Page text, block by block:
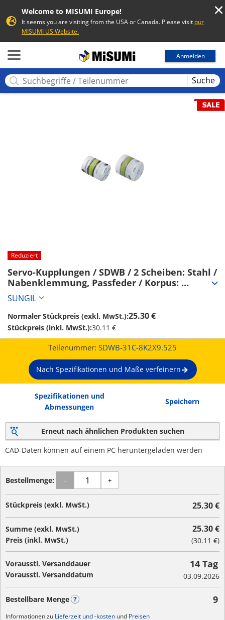
Welcome to MISUMI Europe!
It seems you are visiting from the USA or Canada. Please visitour
MISUMI US Website.
Anmelden
Suche
Reduziert
Servo-Kupplungen / SDWB / 2 Scheiben: Stahl /
Nabenklemmung, Passfeder / Korpus:
Aluminium (SDWB-31C-8K2X9.525)
SUNGIL
Normaler Stückpreis (exkl. MwSt.):25.30 €
Stückpreis (inkl. MwSt.):30.11 €
Teilenummer: SDWB-31C-8K2X9.525
Nach Spezifikationen und Maße verfeinern
Spezifikationen und
Abmessungen
Speichern
Erneut nach ähnlichen Produkten suchen
CAD-Daten können auf einem PC heruntergeladen werden
Bestellmenge: - +
Stückpreis (exkl. MwSt.) 25.30 €
Summe (exkl. MwSt.)
Preis (inkl. MwSt.)
25.30 €
(30.11 €)
Vorausstl. Versanddauer
Vorausstl. Versanddatum
14 Tag
03.09.2026
Bestellbare Menge 9
Informationen zu Lieferzeit und -kosten und Preisen